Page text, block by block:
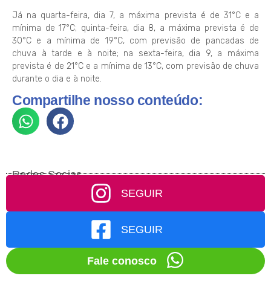
Já na quarta-feira, dia 7, a máxima prevista é de 31°C e a
mínima de 17°C; quinta-feira, dia 8, a máxima prevista é de
30°C e a mínima de 19°C, com previsão de pancadas de
chuva à tarde e à noite; na sexta-feira, dia 9, a máxima
prevista é de 21°C e a mínima de 13°C, com previsão de chuva
durante o dia e à noite.
Compartilhe nosso conteúdo:
Redes Socias
SEGUIR
SEGUIR
Fale conosco